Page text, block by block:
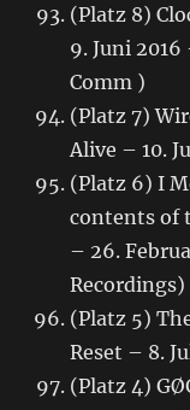
(Platz 8)
9. Juni
Comm )
(Platz 7)
Alive – 10.
(Platz 6) I
contents of
– 26.
Recordings)
(Platz 5)
Reset – 8.
(Platz 4)